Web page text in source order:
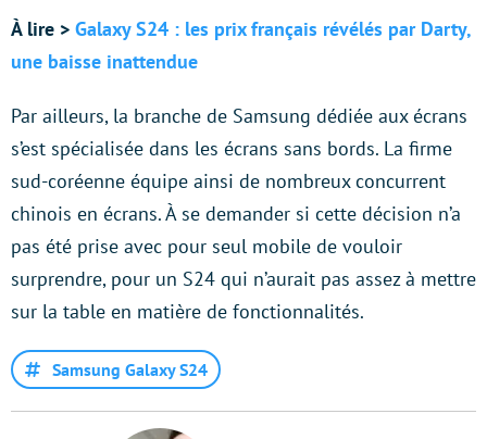
À lire > Galaxy S24 : les prix français révélés par Darty,
une baisse inattendue
Par ailleurs, la branche de Samsung dédiée aux écrans
s’est spécialisée dans les écrans sans bords. La firme
sud-coréenne équipe ainsi de nombreux concurrent
chinois en écrans. À se demander si cette décision n’a
pas été prise avec pour seul mobile de vouloir
surprendre, pour un S24 qui n’aurait pas assez à mettre
sur la table en matière de fonctionnalités.
Samsung Galaxy S24